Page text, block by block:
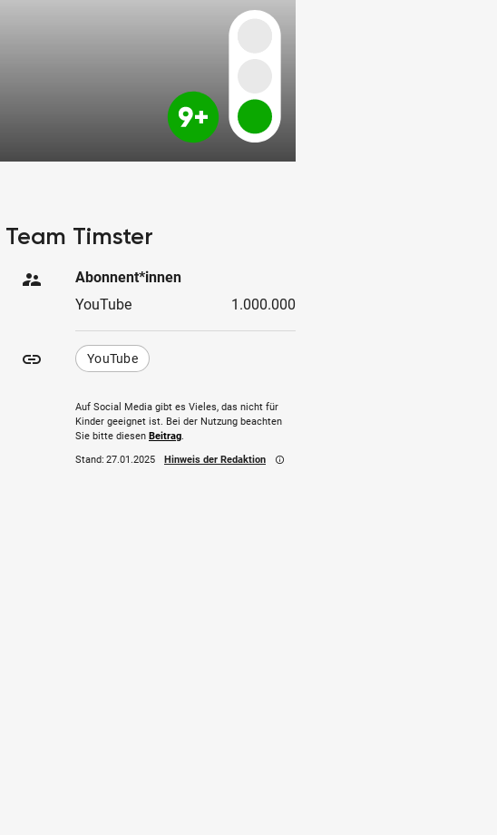
Timster
supervisor_account
Abonnent*innen
YouTube
1.000.000
insert_link YouTube
Auf Social Media gibt es Vieles, das nicht für
Kinder geeignet ist. Bei der Nutzung beachten
Sie bitte diesen Beitrag.
Stand: 27.01.2025 Hinweis der Redaktion info_outline